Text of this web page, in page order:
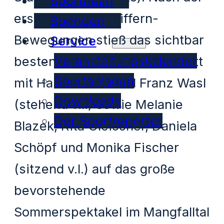
Spenden
Service
Veranstaltungskalender
Sportanlagen
Downloads
Der Sportreporter
ersten digitalen Ziffern-
Bewegungen stieß das sichtbar
bestens aufgelegte SVB-Oktett
mit Hans Binder und Franz Wasl
(stehend v.l.) sowie Melanie
Blazek, Rita Gleissner, Daniela
Schöpf und Monika Fischer
(sitzend v.l.) auf das große
bevorstehende
Sommerspektakel im Mangfalltal